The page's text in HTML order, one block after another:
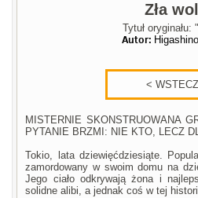
Zła
Tytuł oryginału:
Autor:
MISTERNIE SKONSTRUOWANA
PYTANIE BRZMI: NIE KTO, LECZ
Tokio, lata dziewięćdziesiąte.
zamordowany w swoim domu na
Jego ciało odkrywają żona i
solidne alibi, a jednak coś w tej